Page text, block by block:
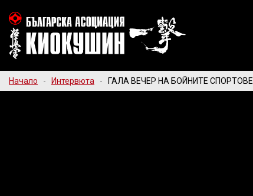
Начало - Интервюта - ГАЛА ВЕЧЕР НА БОЙНИТЕ СПОРТОВЕ